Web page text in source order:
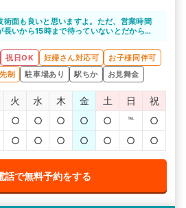
術面も良いと思いますよ。ただ、営業時間
長いから15時まで待っていないとだから少
祝日OK 妊婦さん対応可
お子様同伴可
制 駐車場あり 駅ちか お見舞金
火 水 木 金 土 日
祝
○ ○ ○ ○ ○ ℡
○
○ ○ ○ ○ ○ ○ ○
話で無料予約をする